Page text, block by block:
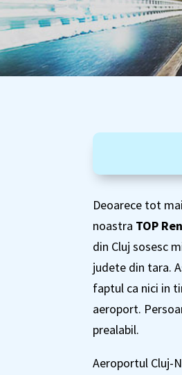
Deoarece tot
noastra TOP
din Cluj sosesc
judete din tara.
faptul ca nici in
aeroport.
prealabil.
Aeroportul Cluj-